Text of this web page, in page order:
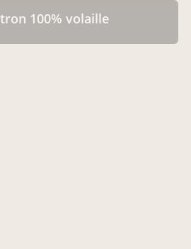
100% volaille